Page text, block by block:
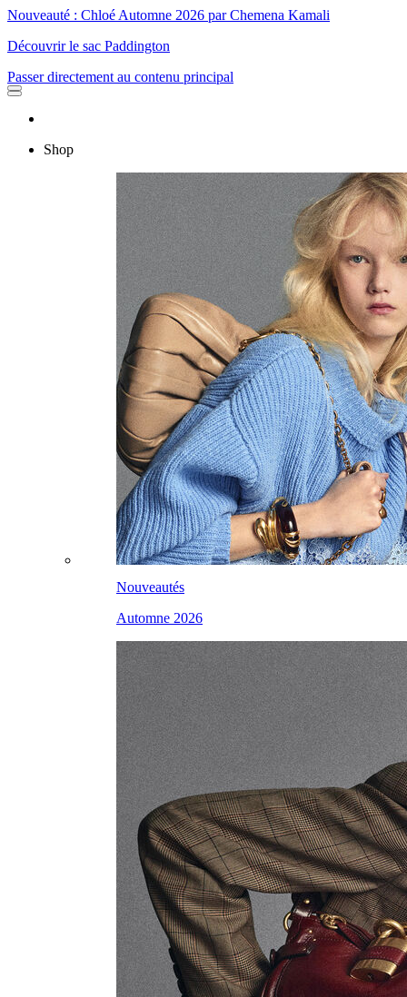
Nouveauté : Chloé Automne 2026 par Chemena Kamali
Découvrir le sac Paddington
Passer directement au contenu principal
Shop
Nouveautés
Automne 2026